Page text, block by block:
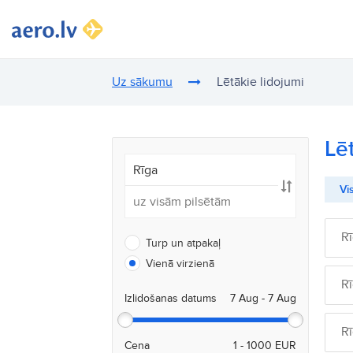
Uz sākumu Lētākie lidojumi
Turp un atpakaļ
Vienā virzienā
Izlidošanas datums
Cena